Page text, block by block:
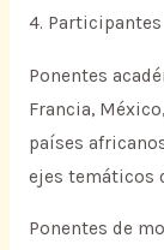
4. Participantes
Ponentes
Francia,
países
ejes temáticos
Ponentes de